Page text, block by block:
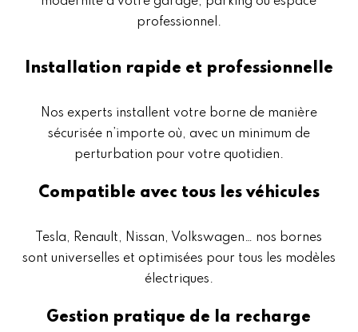
professionnel.
Installation rapide et professionnelle
Nos experts installent votre borne de manière
sécurisée n’importe où, avec un minimum de
perturbation pour votre quotidien.
Compatible avec tous les véhicules
Tesla, Renault, Nissan, Volkswagen… nos bornes
sont universelles et optimisées pour tous les modèles
électriques.
Gestion pratique de la recharge